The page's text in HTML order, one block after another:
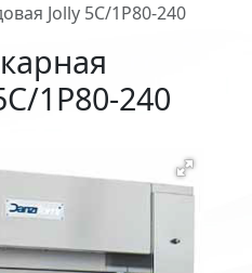
Jolly 5С/1P80-240
1P80-240